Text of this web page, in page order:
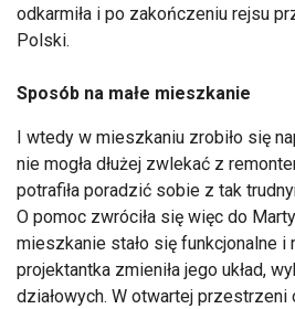
odkarmiła i po zakończeniu rejsu
Polski.
Sposób na małe mieszkanie
I wtedy w mieszkaniu zrobiło się
nie mogła dłużej zwlekać z
potrafiła poradzić sobie z tak
O pomoc zwróciła się więc do
mieszkanie stało się funkcjonalne
projektantka zmieniła jego układ,
działowych. W otwartej